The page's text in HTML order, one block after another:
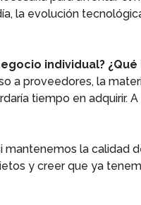
la evolución
individual?
a proveedores, la
tiempo en adquirir.
la calidad
y creer que ya